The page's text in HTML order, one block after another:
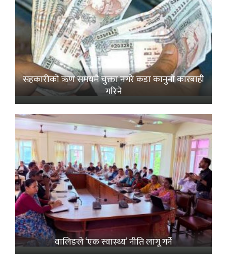
सहकारीको ऋण समयमै चुक्ता नगरे कडा कानुनी कारबाही
गरिने
वालिङले ‘एक स्वास्थ्य’ नीति लागू गर्ने